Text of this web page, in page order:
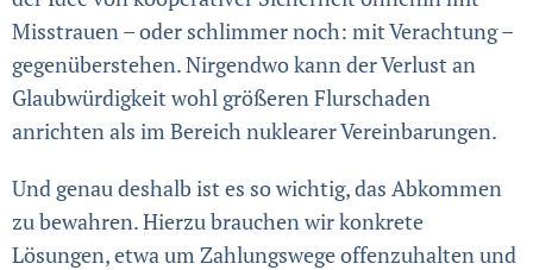
Misstrauen – oder schlimmer noch: mit Verachtung –
gegen­überstehen. Nirgendwo kann der Verlust an
Glaub­würdigkeit wohl größeren Flurschaden
anrichten als im Bereich nuklearer Vereinbarungen.
Und genau deshalb ist es so wichtig, das Abkommen
zu bewahren. Hierzu brauchen wir konkrete
Lösungen, etwa um Zahlungswege offenzuhalten und